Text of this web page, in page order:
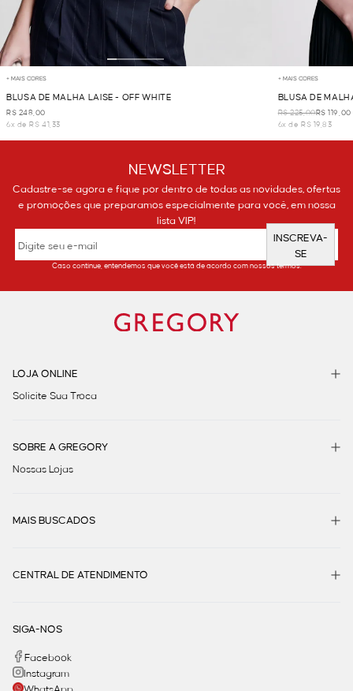
+ MAIS CORES
BLUSA DE MALHA LAISE - OFF WHITE
R$ 248,00
6x de R$ 41,33
+ MAIS CORES
BLUSA DE
R$ 225,00R$ 119,00
6x de R$ 19,83
NEWSLETTER
Cadastre-se agora e fique por dentro de todas as novidades, ofertas
e promoções que preparamos especialmente para você, em nossa
lista VIP!
INSCREVA-
SE
Caso continue, entendemos que você está de acordo com nossos termos.
LOJA ONLINE
Solicite Sua Troca
SOBRE A GREGORY
Nossas Lojas
MAIS BUSCADOS
CENTRAL DE ATENDIMENTO
SIGA-NOS
Facebook
Instagram